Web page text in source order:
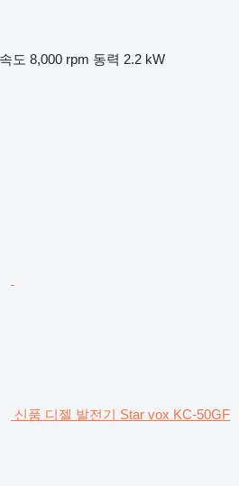
도 8,000 rpm 동력 2.2 kW
신품 디젤 발전기 Star vox KC-50GF